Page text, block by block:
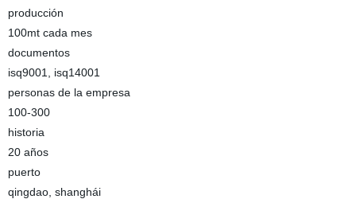
producción
100mt cada mes
documentos
isq9001, isq14001
personas de la empresa
100-300
historia
20 años
puerto
qingdao, shanghái